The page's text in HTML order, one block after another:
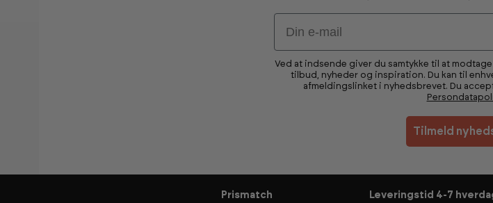
Email
Ved at indsende giver du samtykke til at
tilbud, nyheder og inspiration. Du kan til
afmeldingslinket i nyhedsbrevet. Du
Tilmeld
Prismatch Leveringstid 4-7